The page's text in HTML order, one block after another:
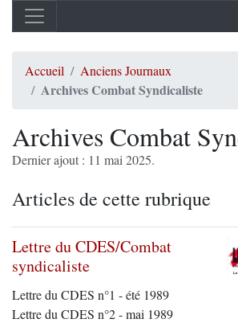
Accueil Anciens Journaux
Archives Combat Syndicaliste
Archives Combat
Dernier ajout : 11 mai 2025.
Articles de cette rubrique
Lettre du CDES/Combat
syndicaliste
Lettre du CDES n°1 - été 1989
Lettre du CDES n°2 - mai 1989